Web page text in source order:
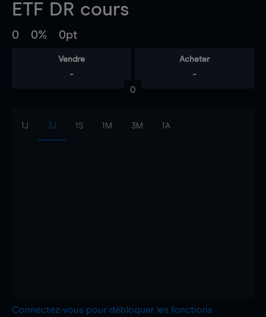
ETF DR cours
0 0% 0pt
Vendre
-
Acheter
-
0
1J 3J 1S 1M 3M 1A
Connectez-vous pour débloquer les fonctions